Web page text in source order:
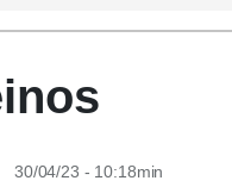
30/04/23 - 10:18min